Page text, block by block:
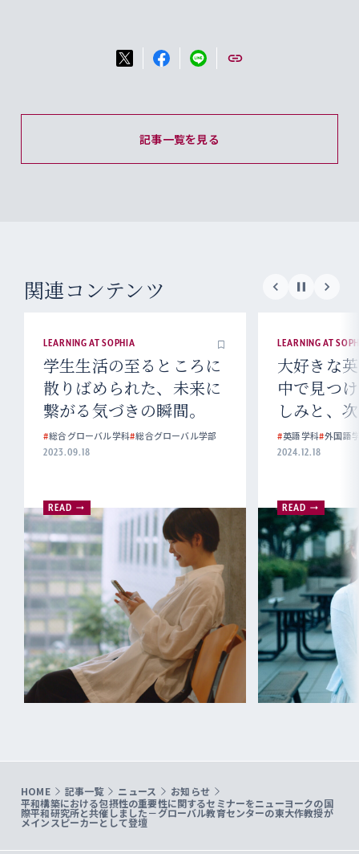
記事一覧を見る
関連コンテンツ
LEARNING AT SOPHIA
学生生活の至るところに
散りばめられた、未来に
繋がる気づきの瞬間。
#総合グローバル学科#総合グローバル学部
2023.09.18
READ
LEARNING AT
大好きな
中で見つ
しみと、
#英語学科#外国語
2024.12.18
READ
HOME 記事一覧 ニュース
お知らせ
平和構築における包摂性の重要性に関するセミナーをニューヨークの国
際平和研究所と共催しました－グローバル教育センターの東大作教授が
メインスピーカーとして登壇